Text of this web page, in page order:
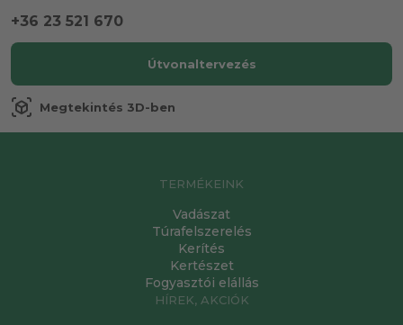
+36 23 521 670
Útvonaltervezés
view_in_ar Megtekintés 3D-ben
TERMÉKEINK
Vadászat
Túrafelszerelés
Kerítés
Kertészet
Fogyasztói elállás
HÍREK, AKCIÓK